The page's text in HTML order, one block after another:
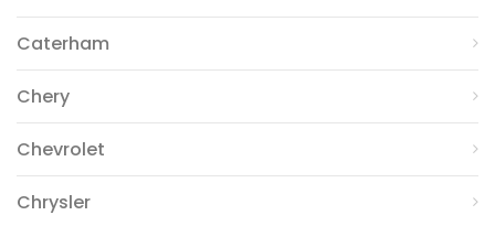
Caterham
Chery
Chevrolet
Chrysler